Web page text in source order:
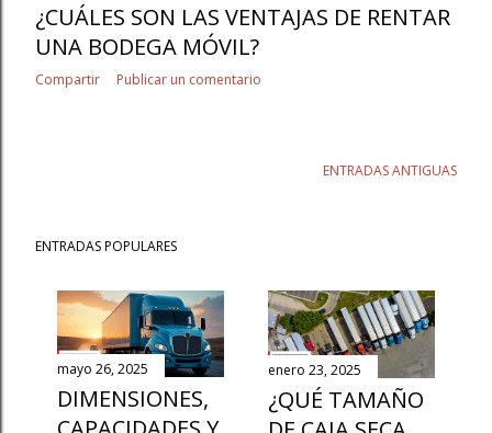
¿CUÁLES SON LAS VENTAJAS DE RENTAR
UNA BODEGA MÓVIL?
Compartir Publicar un comentario
ENTRADAS ANTIGUAS
ENTRADAS POPULARES
mayo 26, 2025
DIMENSIONES,
enero 23, 2025
¿QUÉ TAMAÑO